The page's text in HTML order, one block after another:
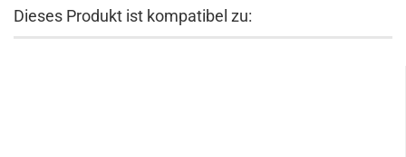
Dieses Produkt ist kompatibel zu: